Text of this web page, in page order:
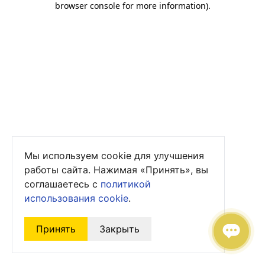
browser console for more information).
Мы используем cookie для улучшения
работы сайта. Нажимая «Принять», вы
соглашаетесь с политикой
использования cookie.
Принять Закрыть